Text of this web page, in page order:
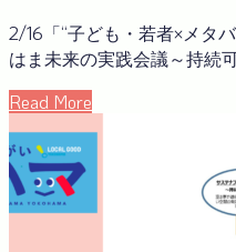
2/16「“子ども・若者×メタ
はま未来の実践会議～持続
Read More